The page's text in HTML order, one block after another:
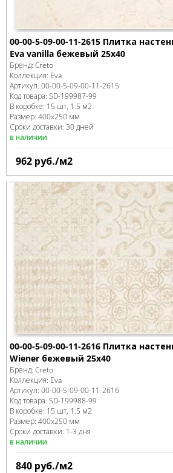
00-00-5-09-00-11-2615 Плитка
Eva vanilla бежевый 25х40
Бренд: Creto
Коллекция: Eva
Артикул: 00-00-5-09-00-11-2615
Код товара: SD-199987-99
В коробке: 15 шт, 1.5 м2
Размер: 400x250 мм
Сроки доставки: 30 дней
в наличии
962 руб./м2
00-00-5-09-00-11-2616 Плитка
Wiener бежевый 25х40
Бренд: Creto
Коллекция: Eva
Артикул: 00-00-5-09-00-11-2616
Код товара: SD-199988-99
В коробке: 15 шт, 1.5 м2
Размер: 400x250 мм
Сроки доставки: 1-3 дня
в наличии
840 руб./м2